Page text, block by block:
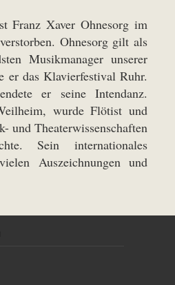
Franz Xaver Ohnesorg im
Ohnesorg gilt als
Musikmanager unserer
er das Klavierfestival Ruhr.
er seine Intendanz.
wurde Flötist und
und Theaterwissenschaften
Sein internationales
Auszeichnungen und